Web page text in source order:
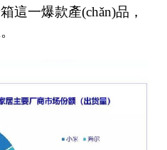
一爆款產(chǎn)品，